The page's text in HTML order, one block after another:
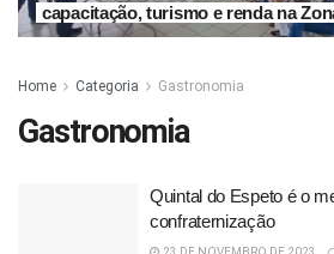
capacitação, turismo e renda na
Home Categoria Gastronomia
Gastronomia
Quintal do Espeto é o
confraternização